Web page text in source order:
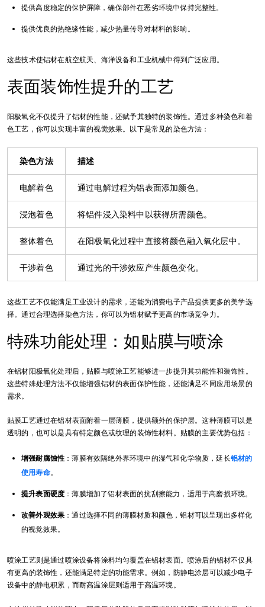
提供高度稳定的保护屏障，确保部件在恶劣环境中保持完整性。
提供优良的热绝缘性能，减少热量传导对材料的影响。
这些技术使铝材在航空航天、海洋设备和工业机械中得到广泛应用。
表面装饰性提升的工艺
阳极氧化不仅提升了铝材的性能，还赋予其独特的装饰性。通过多种染色和着
色工艺，你可以实现丰富的视觉效果。以下是常见的染色方法：
染色方法 描述
电解着色 通过电解过程为铝表面添加颜色。
浸泡着色 将铝件浸入染料中以获得所需颜色。
整体着色 在阳极氧化过程中直接将颜色融入氧化层中。
干涉着色 通过光的干涉效应产生颜色变化。
这些工艺不仅能满足工业设计的需求，还能为消费电子产品提供更多的美学选
择。通过合理选择染色方法，你可以为铝材赋予更高的市场竞争力。
特殊功能处理：如贴膜与喷涂
在铝材阳极氧化处理后，贴膜与喷涂工艺能够进一步提升其功能性和装饰性。
这些特殊处理方法不仅能增强铝材的表面保护性能，还能满足不同应用场景的
需求。
贴膜工艺通过在铝材表面附着一层薄膜，提供额外的保护层。这种薄膜可以是
透明的，也可以是具有特定颜色或纹理的装饰性材料。贴膜的主要优势包括：
增强耐腐蚀性 ：薄膜有效隔绝外界环境中的湿气和化学物质，延长铝材的
使用寿命。
提升表面硬度 ：薄膜增加了铝材表面的抗刮擦能力，适用于高磨损环境。
改善外观效果 ：通过选择不同的薄膜材质和颜色，铝材可以呈现出多样化
的视觉效果。
喷涂工艺则是通过喷涂设备将涂料均匀覆盖在铝材表面。喷涂后的铝材不仅具
有更高的装饰性，还能满足特定的功能需求。例如，防静电涂层可以减少电子
设备中的静电积累，而耐高温涂层则适用于高温环境。